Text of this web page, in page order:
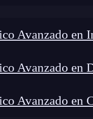
Avanzado en
Avanzado
Avanzado